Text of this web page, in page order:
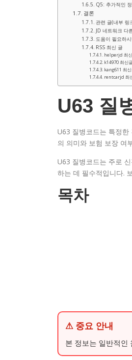
Q5: 추가적인
결론
관련 글(내부 링
JD 네트워크 다
도움이 필요하
RSS 최신 글
helperjd 최
k14970 최신
kang611 최
rentcarjd 최
U63 질
U63 질병코드는 특정한
의 의미와 보험 보장 여
U63 질병코드는 주로
하는 데 필수적입니다.
목차
⚠ 중요 안내
본 정보는 일반적인